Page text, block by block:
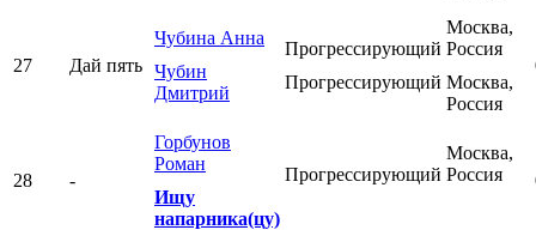
27 Дай пять
Чубина Анна
Чубин
Дмитрий
Прогрессирующий
Прогрессирующий
Москва,
Россия
Москва,
Россия
28 -
Горбунов
Роман
Ищу
напарника(цу)
Прогрессирующий
Москва,
Россия